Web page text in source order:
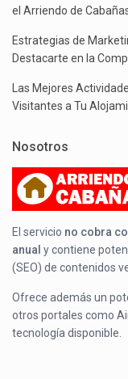
el Arriendo de
Estrategias de
Destacarte en la
Las Mejores
Visitantes a Tu
Nosotros
El servicio no cobra
anual y contiene
(SEO) de contenidos
Ofrece además un
otros portales como
tecnología disponible.